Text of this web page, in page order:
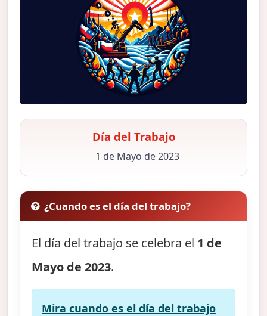
Día del Trabajo
1 de Mayo de 2023
¿Cuando es el día del trabajo?
El día del trabajo se celebra el 1 de
Mayo de 2023.
Mira cuando es el día del trabajo